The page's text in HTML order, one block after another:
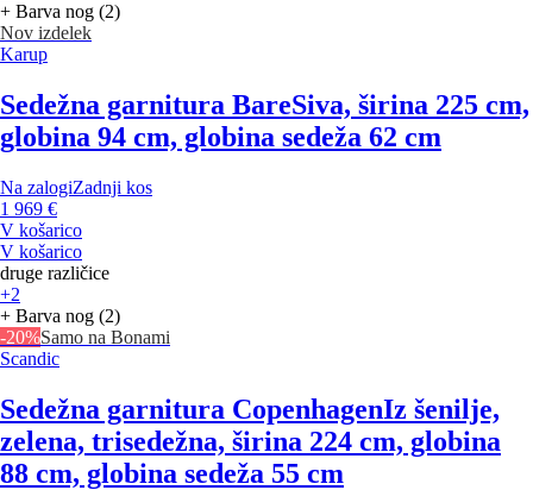
+ Barva nog (2)
Nov izdelek
Karup
Sedežna garnitura BareSiva, širina 225 cm,
globina 94 cm, globina sedeža 62 cm
Na zalogiZadnji kos
1 969 €
V košarico
V košarico
druge različice
+2
+ Barva nog (2)
-20%Samo na Bonami
Scandic
Sedežna garnitura CopenhagenIz šenilje,
zelena, trisedežna, širina 224 cm, globina
88 cm, globina sedeža 55 cm